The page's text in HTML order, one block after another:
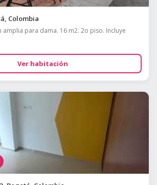
Colombia
para dama. 16 m2. 2o piso. Incluye
Ver habitación